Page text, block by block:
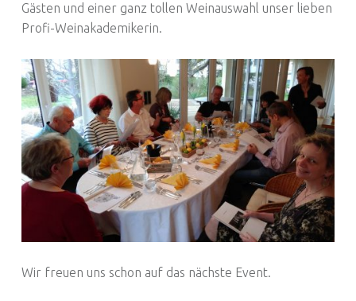
Gästen und einer ganz tollen Weinauswahl unser lieben
Profi-Weinakademikerin.
Wir freuen uns schon auf das nächste Event.